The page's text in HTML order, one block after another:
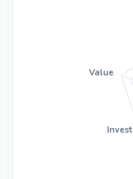
Invest
Value